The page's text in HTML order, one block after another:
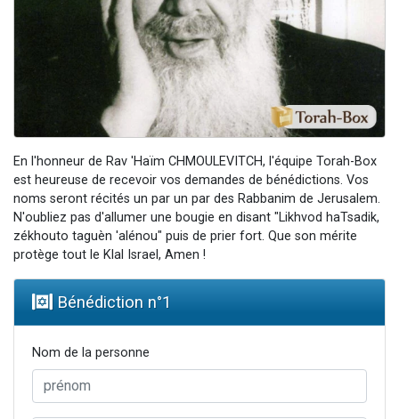
Il reste 49 places pour étudier en groupe sur Zoom
12 nouvelles musiques dans Torah-Box Music
2 personnes viennent de nous rejoindre sur WhatsApp
En l'honneur de Rav 'Haïm CHMOULEVITCH, l'équipe Torah-Box
est heureuse de recevoir vos demandes de bénédictions. Vos
noms seront récités un par un par des Rabbanim de Jerusalem.
N'oubliez pas d'allumer une bougie en disant "Likhvod haTsadik,
zékhouto taguèn 'alénou" puis de prier fort. Que son mérite
protège tout le Klal Israel, Amen !
Bénédiction n°1
Nom de la personne